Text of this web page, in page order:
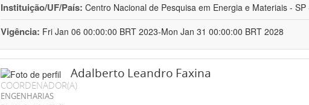
Instituição/UF/País: Centro Nacional de Pesquisa em Energia e Materiais - SP
Vigência: Fri Jan 06 00:00:00 BRT 2023-Mon Jan 31 00:00:00 BRT 2028
Adalberto Leandro Faxina
COORDENADOR(A)
ENGENHARIAS